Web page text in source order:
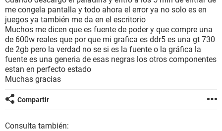
me congela pantalla y todo ahora el error ya no solo es en
juegos ya también me da en el escritorio
Muchos me dicen que es fuente de poder y que compre una
de 600w reales que por que mi grafica es ddr5 es una gt 730
de 2gb pero la verdad no se si es la fuente o la gráfica la
fuente es una generia de esas negras los otros componentes
estan en perfecto estado
Muchas gracias
Compartir
Consulta también: